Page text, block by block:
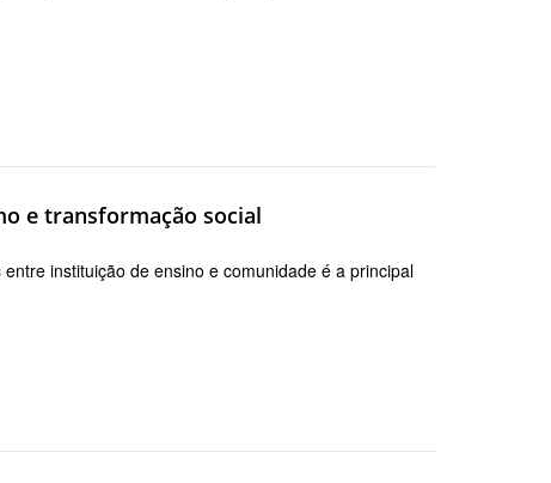
e transformação social
instituição de ensino e comunidade é a principal